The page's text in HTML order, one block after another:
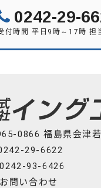
0242-29-
付時間 平日9時～17時 担
0866 福島県会津
29-6622
0242-93-6426
お問い合わせ